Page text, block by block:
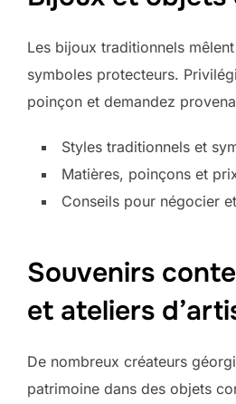
Les bijoux traditionnels
symboles protecteurs.
poinçon et demandez
Styles traditionnels et
Matières, poinçons et
Conseils pour négocier
Souvenirs
et ateliers
De nombreux créateurs
patrimoine dans des objets